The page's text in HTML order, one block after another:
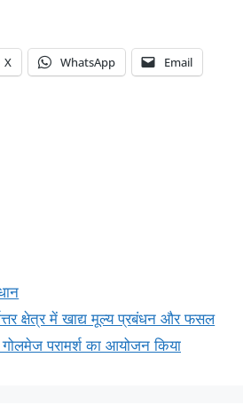
X WhatsApp Email
क्षेत्र में खाद्य मूल्य प्रबंधन और फसल
परामर्श का आयोजन किया